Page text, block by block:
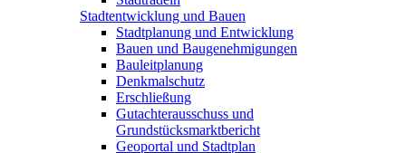
Stadtentwicklung und Bauen
Stadtplanung und Entwicklung
Bauen und Baugenehmigungen
Bauleitplanung
Denkmalschutz
Erschließung
Gutachterausschuss und
Grundstücksmarktbericht
Geoportal und Stadtplan